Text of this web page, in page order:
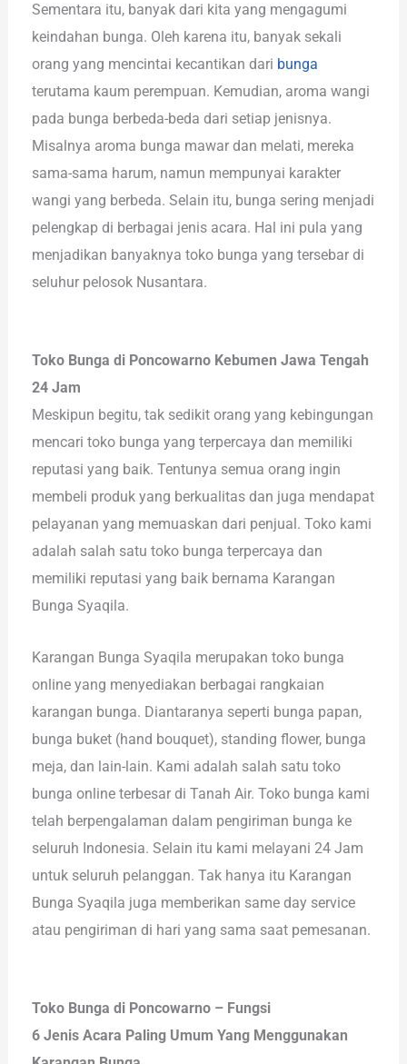
Sementara itu, banyak dari kita yang mengagumi
keindahan bunga. Oleh karena itu, banyak sekali
orang yang mencintai kecantikan dari bunga
terutama kaum perempuan. Kemudian, aroma wangi
pada bunga berbeda-beda dari setiap jenisnya.
Misalnya aroma bunga mawar dan melati, mereka
sama-sama harum, namun mempunyai karakter
wangi yang berbeda. Selain itu, bunga sering menjadi
pelengkap di berbagai jenis acara. Hal ini pula yang
menjadikan banyaknya toko bunga yang tersebar di
seluhur pelosok Nusantara.
Toko Bunga di Poncowarno Kebumen Jawa Tengah
24 Jam
Meskipun begitu, tak sedikit orang yang kebingungan
mencari toko bunga yang terpercaya dan memiliki
reputasi yang baik. Tentunya semua orang ingin
membeli produk yang berkualitas dan juga mendapat
pelayanan yang memuaskan dari penjual. Toko kami
adalah salah satu toko bunga terpercaya dan
memiliki reputasi yang baik bernama Karangan
Bunga Syaqila.
Karangan Bunga Syaqila merupakan toko bunga
online yang menyediakan berbagai rangkaian
karangan bunga. Diantaranya seperti bunga papan,
bunga buket (hand bouquet), standing flower, bunga
meja, dan lain-lain. Kami adalah salah satu toko
bunga online terbesar di Tanah Air. Toko bunga kami
telah berpengalaman dalam pengiriman bunga ke
seluruh Indonesia. Selain itu kami melayani 24 Jam
untuk seluruh pelanggan. Tak hanya itu Karangan
Bunga Syaqila juga memberikan same day service
atau pengiriman di hari yang sama saat pemesanan.
Toko Bunga di Poncowarno – Fungsi
6 Jenis Acara Paling Umum Yang Menggunakan